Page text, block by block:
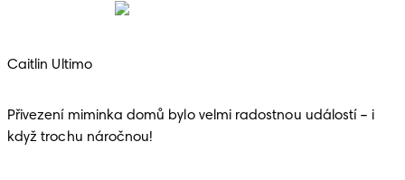
Caitlin Ultimo
Přivezení miminka domů bylo velmi radostnou událostí – i
když trochu náročnou!